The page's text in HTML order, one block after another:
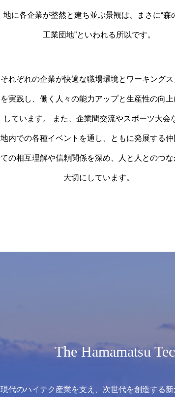
地に各企業が整然と建ち並ぶ景観は、まさに“森
工業団地”といわれる所以です。
それぞれの企業が快適な職場環境とワーキング
を実践し、働く人々の能力アップと生産性の向上
しています。 また、企業間交流やスポーツ大会
地内での各種イベントを通し、ともに発展する仲
ての相互理解や信頼関係を深め、人と人とのつな
大切にしています。
The Hamamatsu
現代のハイテク産業を支え、次世代を創造する